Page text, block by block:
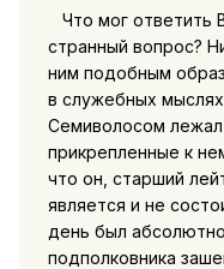
Что мог ответить
странный вопрос?
ним подобным
в служебных
Семиволосом лежал
прикрепленные к
что он, старший
является и не
день был
подполковника